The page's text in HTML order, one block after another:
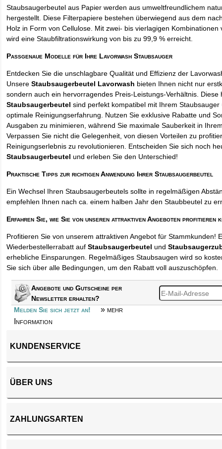
Staubsaugerbeutel aus Papier werden aus umweltfreundlichem
hergestellt. Diese Filterpapiere bestehen überwiegend aus dem
Holz in Form von Cellulose. Mit zwei- bis vierlagigen Kombinationen
wird eine Staubfiltrationswirkung von bis zu 99,9 % erreicht.
Passgenaue Modelle für Ihre Lavorwash Staubsauger
Entdecken Sie die unschlagbare Qualität und Effizienz der
UnsereStaubsaugerbeutel Lavorwash bieten Ihnen nicht nur
sondern auch ein hervorragendes Preis-Leistungs-Verhältnis. Diese
Staubsaugerbeutel sind perfekt kompatibel mit Ihrem
optimale Reinigungserfahrung. Nutzen Sie exklusive Rabatte und
Ausgaben zu minimieren, während Sie maximale Sauberkeit in
Verpassen Sie nicht die Gelegenheit, von diesen Vorteilen zu
Reinigungserlebnis zu revolutionieren. Entscheiden Sie sich noch
Staubsaugerbeutel und erleben Sie den Unterschied!
Praktische Tipps zur richtigen Anwendung Ihrer Staubsaugerbeutel
Ein Wechsel Ihren Staubsaugerbeutels sollte in regelmäßigen
empfehlen Ihnen nach ca. einem halben Jahr den Staubbeutel zu
Erfahren Sie, wie Sie von unseren attraktiven Angeboten profitieren
Profitieren Sie von unserem attraktiven Angebot für Stammkunden!
Wiederbestellerrabatt aufStaubsaugerbeutel und
erhebliche Einsparungen. Regelmäßiges Staubsaugen wird so
Sie sich über alle Bedingungen, um den Rabatt voll auszuschöpfen.
Angebote und Gutscheine per
Newsletter erhalten?
Melden Sie sich jetzt an!
» mehr
Information
KUNDENSERVICE
ÜBER UNS
ZAHLUNGSARTEN